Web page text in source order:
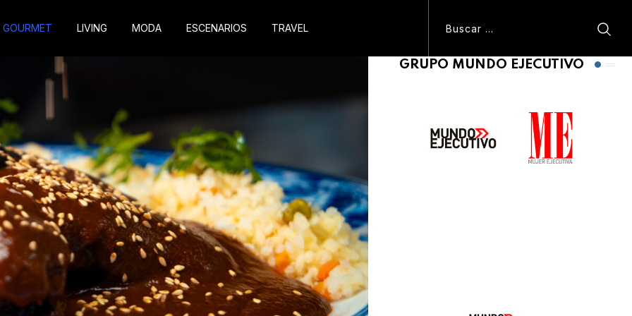
GOURMET LIVING MODA ESCENARIOS TRAVEL
GRUPO MUNDO EJECUTIVO